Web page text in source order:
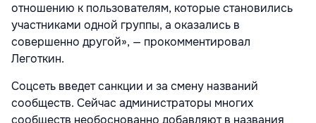
отношению к пользователям, которые становились
участниками одной группы, а оказались в
совершенно другой», — прокомментировал
Леготкин.
Соцсеть введет санкции и за смену названий
сообществ. Сейчас администраторы многих